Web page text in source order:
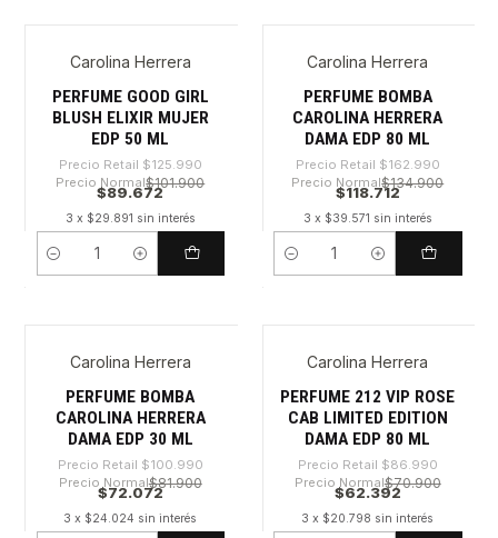
-28%
Carolina Herrera
PERFUME GOOD GIRL
BLUSH ELIXIR MUJER
EDP 50 ML
Precio Retail $125.990
Precio Normal$101.900
$89.672
3 x $29.891 sin interés
Cantidad
-27%
Carolina Herrera
PERFUME BOMBA
CAROLINA HERRERA
DAMA EDP 80 ML
Precio Retail $162.990
Precio Normal$134.900
$118.712
3 x $39.571 sin interés
Cantidad
-28%
Carolina Herrera
PERFUME BOMBA
CAROLINA HERRERA
DAMA EDP 30 ML
Precio Retail $100.990
Precio Normal$81.900
$72.072
3 x $24.024 sin interés
-28%
Carolina Herrera
PERFUME 212 VIP ROSE
CAB LIMITED EDITION
DAMA EDP 80 ML
Precio Retail $86.990
Precio Normal$70.900
$62.392
3 x $20.798 sin interés